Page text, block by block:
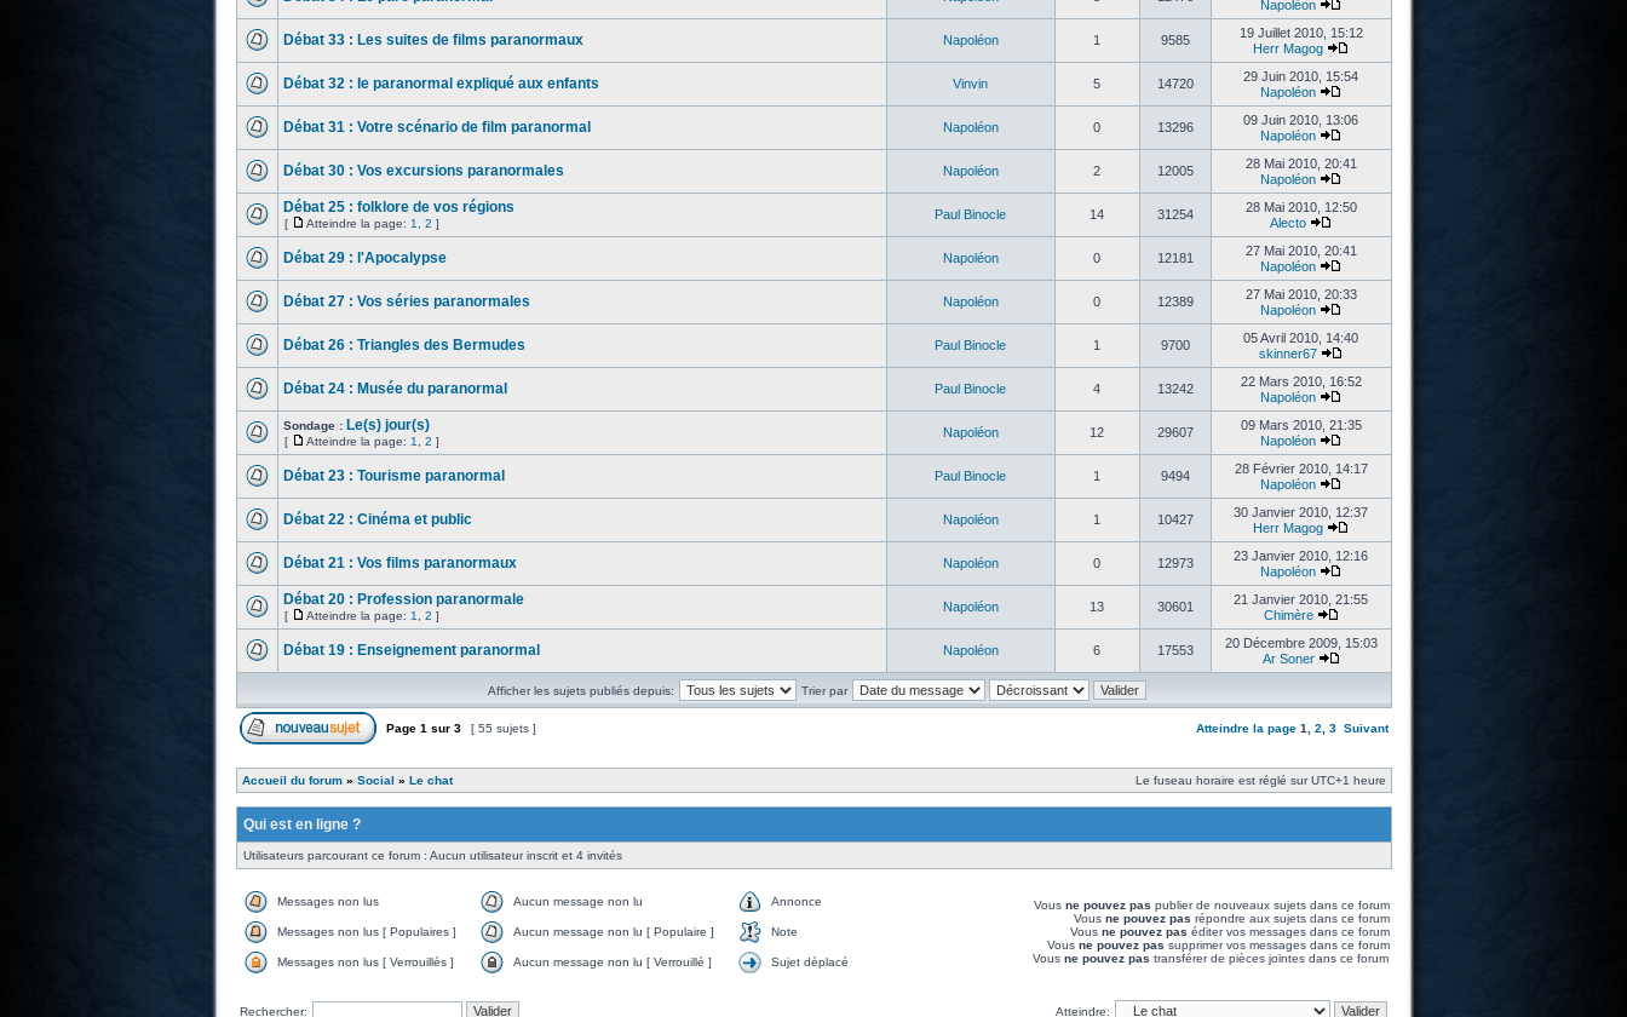
Napoléon
Débat 33 : Les suites de films paranormaux Napoléon 1 9585
19 Juillet 2010, 15:12
Herr Magog
Débat 32 : le paranormal expliqué aux enfants Vinvin 5 14720
29 Juin 2010, 15:54
Napoléon
Débat 31 : Votre scénario de film paranormal Napoléon 0 13296
09 Juin 2010, 13:06
Napoléon
Débat 30 : Vos excursions paranormales Napoléon 2 12005
28 Mai 2010, 20:41
Napoléon
Débat 25 : folklore de vos régions
[ Atteindre la page: 1 2 ]
Paul Binocle 14 31254
28 Mai 2010, 12:50
Alecto
Débat 29 : l'Apocalypse Napoléon 0 12181
27 Mai 2010, 20:41
Napoléon
Débat 27 : Vos séries paranormales Napoléon 0 12389
27 Mai 2010, 20:33
Napoléon
Débat 26 : Triangles des Bermudes Paul Binocle 1 9700
05 Avril 2010, 14:40
skinner67
Débat 24 : Musée du paranormal Paul Binocle 4 13242
22 Mars 2010, 16:52
Napoléon
Sondage : Le(s) jour(s)
[ Atteindre la page: 1 2 ]
Napoléon 12 29607
09 Mars 2010, 21:35
Napoléon
Débat 23 : Tourisme paranormal Paul Binocle 1 9494
28 Février 2010, 14:17
Napoléon
Débat 22 : Cinéma et public Napoléon 1 10427
30 Janvier 2010, 12:37
Herr Magog
Débat 21 : Vos films paranormaux Napoléon 0 12973
23 Janvier 2010, 12:16
Napoléon
Débat 20 : Profession paranormale
[ Atteindre la page: 1 2 ]
Napoléon 13 30601
21 Janvier 2010, 21:55
Chimère
Débat 19 : Enseignement paranormal Napoléon 6 17553
20 Décembre 2009, 15:03
Ar Soner
Afficher les sujets publiés depuis: Trier par
Page 1 sur 3 [ 55 sujets ] Atteindre la page 1 2 3 Suivant
Accueil du forum» Social » Le chat Le fuseau horaire est réglé sur UTC+1 heure
Qui est en ligne ?
Utilisateurs parcourant ce forum : Aucun utilisateur inscrit et 4 invités
Messages non lus Aucun message non lu Annonce
Messages non lus [ Populaires ] Aucun message non lu [ Populaire ] Note
Messages non lus [ Verrouillés ] Aucun message non lu [ Verrouillé ] Sujet déplacé
Vous ne pouvez pas publier de nouveaux sujets dans ce forum
Vous ne pouvez pas répondre aux sujets dans ce forum
Vous ne pouvez pas éditer vos messages dans ce forum
Vous ne pouvez pas supprimer vos messages dans ce forum
Vous ne pouvez pas transférer de pièces jointes dans ce forum
Rechercher: Atteindre: